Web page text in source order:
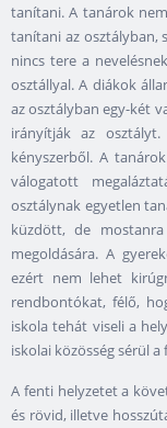
tanítani. A tanárok
tanítani az osztályban,
nincs tere a
osztállyal. A diákok
az osztályban egy-két
irányítják az
kényszerből. A
válogatott
osztálynak egyetlen
küzdött, de
megoldására. A
ezért nem lehet
rendbontókat, félő,
iskola tehát viseli a
iskolai közösség sérül
A fenti helyzetet a
és rövid, illetve